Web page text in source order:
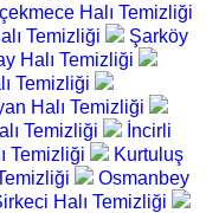
Halı Temizliği
Temizliği
Şarköy
Halı Temizliği
Temizliği
Halı Temizliği
Temizliği
İncirli
Temizliği
Kurtuluş
Osmanbey
Halı Temizliği